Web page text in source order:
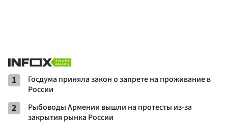
1
Госдума приняла закон о запрете на проживание в
России
2
Рыбоводы Армении вышли на протесты из-за
закрытия рынка России